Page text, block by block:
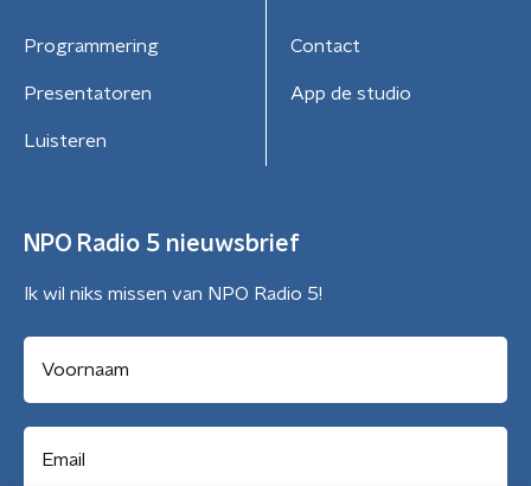
Programmering
Presentatoren
Luisteren
Contact
App de studio
NPO Radio 5 nieuwsbrief
Ik wil niks missen van NPO Radio 5!